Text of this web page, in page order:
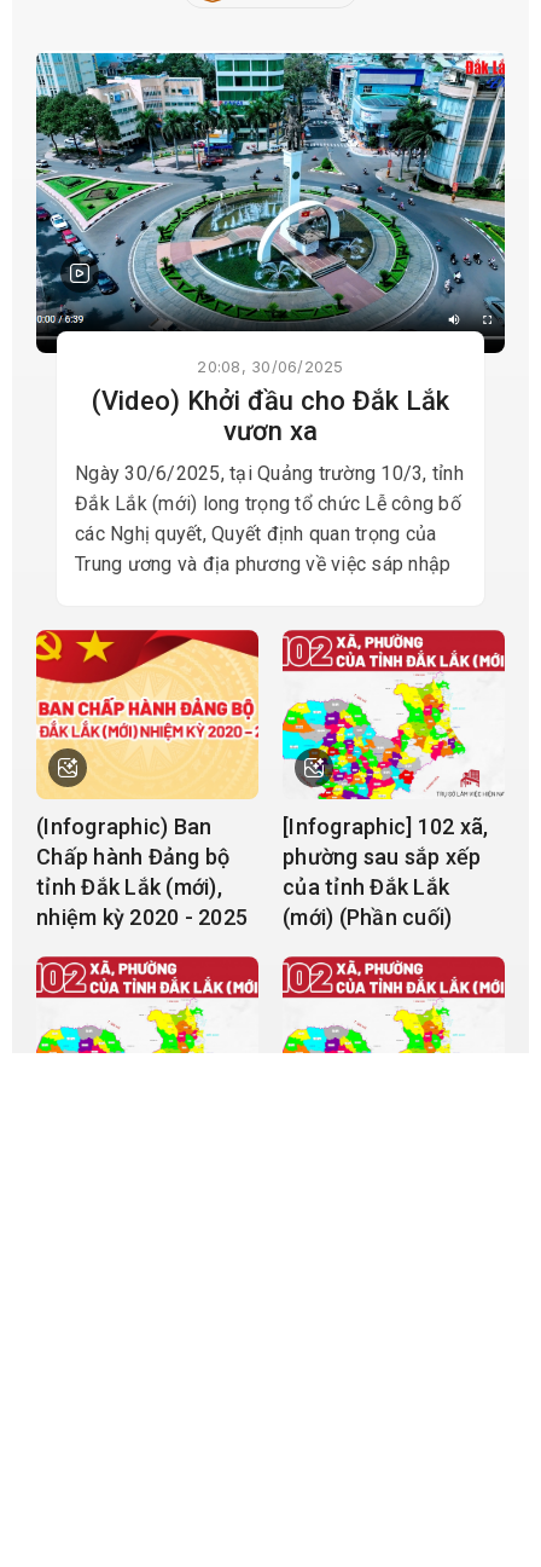
20:08, 30/06/2025
(Video) Khởi đầu cho Đắk Lắk
vươn xa
Ngày 30/6/2025, tại Quảng trường 10/3, tỉnh
Đắk Lắk (mới) long trọng tổ chức Lễ công bố
các Nghị quyết, Quyết định quan trọng của
Trung ương và địa phương về việc sáp nhập
hoạt động đơn vị hành chính cấp huyện; đồng
thời thành lập tổ chức đảng, chính quyền và
Mặt trận Tổ quốc tại các đơn vị mới.
(Infographic) Ban
Chấp hành Đảng bộ
tỉnh Đắk Lắk (mới),
nhiệm kỳ 2020 - 2025
[Infographic] 102 xã,
phường sau sắp xếp
của tỉnh Đắk Lắk
(mới) (Phần cuối)